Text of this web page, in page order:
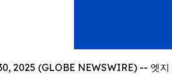
2025 (GLOBE NEWSWIRE) -- 엣